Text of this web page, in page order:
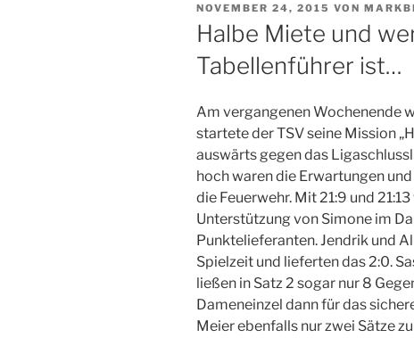
VERÖFFENTLICHT
AM
NOVEMBER 24, 2015 VON
Halbe Miete und
Tabellenführer ist…
Am vergangenen Wochenende
startete der TSV seine Mission
auswärts gegen das
hoch waren die Erwartungen
die Feuerwehr. Mit 21:9 und
Unterstützung von Simone im
Punktelieferanten. Jendrik und
Spielzeit und lieferten das 2:0.
ließen in Satz 2 sogar nur 8
Dameneinzel dann für das
Meier ebenfalls nur zwei Sätze